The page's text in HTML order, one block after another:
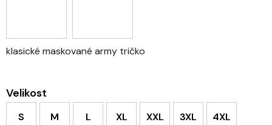
Velikost
S M L XL XXL 3XL 4XL
klasické maskované army tričko